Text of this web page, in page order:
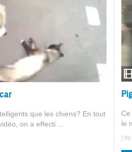
que les chiens? En tout
on a effecti ...
le
| by